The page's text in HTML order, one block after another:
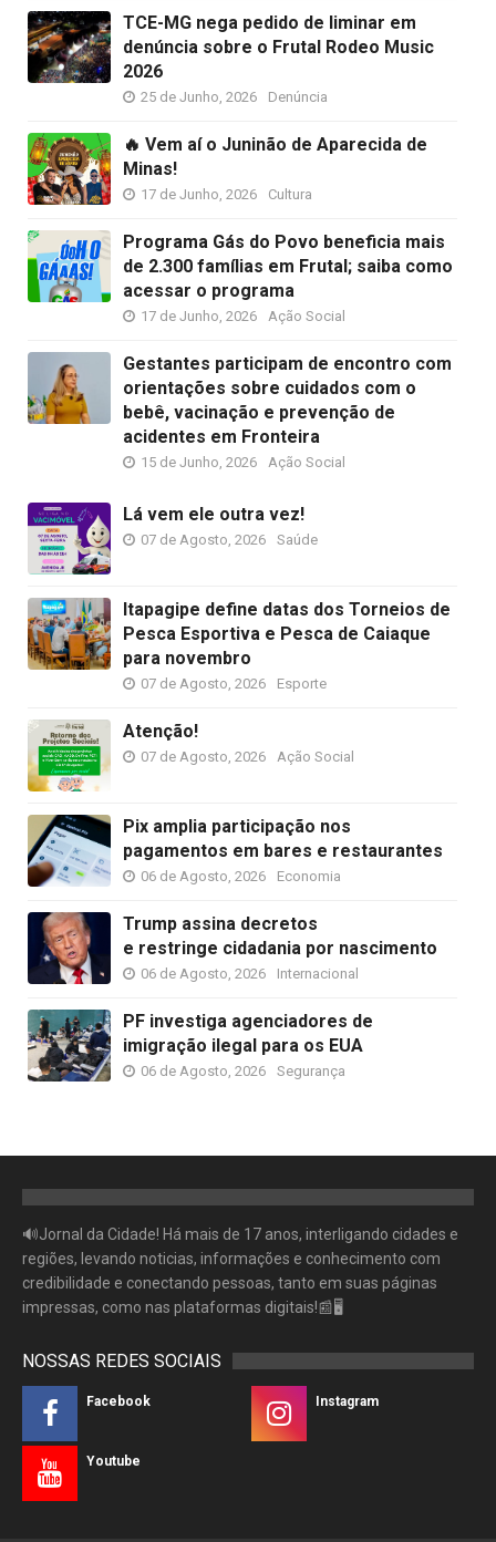
TCE-MG nega pedido de liminar em
denúncia sobre o Frutal Rodeo Music
2026
25 de Junho, 2026 Denúncia
🔥 Vem aí o Juninão de Aparecida de
Minas!
17 de Junho, 2026 Cultura
Programa Gás do Povo beneficia mais
de 2.300 famílias em Frutal; saiba como
acessar o programa
17 de Junho, 2026 Ação Social
Gestantes participam de encontro com
orientações sobre cuidados com o
bebê, vacinação e prevenção de
acidentes em Fronteira
15 de Junho, 2026 Ação Social
Lá vem ele outra vez!
07 de Agosto, 2026 Saúde
Itapagipe define datas dos Torneios de
Pesca Esportiva e Pesca de Caiaque
para novembro
07 de Agosto, 2026 Esporte
Atenção!
07 de Agosto, 2026 Ação Social
Pix amplia participação nos
pagamentos em bares e restaurantes
06 de Agosto, 2026 Economia
Trump assina decretos
e restringe cidadania por nascimento
06 de Agosto, 2026 Internacional
PF investiga agenciadores de
imigração ilegal para os EUA
06 de Agosto, 2026 Segurança
🔊Jornal da Cidade! Há mais de 17 anos, interligando cidades e
regiões, levando noticias, informações e conhecimento com
credibilidade e conectando pessoas, tanto em suas páginas
impressas, como nas plataformas digitais!📰🖥
NOSSAS REDES SOCIAIS
Facebook Instagram
Youtube